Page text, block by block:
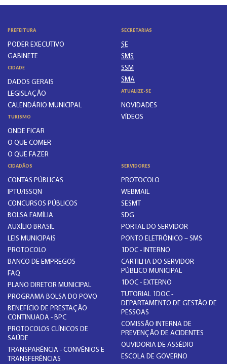
PREFEITURA
PODER EXECUTIVO
GABINETE
CIDADE
DADOS GERAIS
LEGISLAÇÃO
CALENDÁRIO MUNICIPAL
TURISMO
ONDE FICAR
O QUE COMER
O QUE FAZER
SECRETARIAS
SE
SMS
SSM
SMA
ATUALIZE-SE
NOVIDADES
VÍDEOS
CIDADÃOS
CONTAS PÚBLICAS
IPTU/ISSQN
CONCURSOS PÚBLICOS
BOLSA FAMÍLIA
AUXÍLIO BRASIL
LEIS MUNICIPAIS
PROTOCOLO
BANCO DE EMPREGOS
FAQ
PLANO DIRETOR MUNICIPAL
PROGRAMA BOLSA DO POVO
BENEFÍCIO DE PRESTAÇÃO
CONTINUADA - BPC
PROTOCOLOS CLÍNICOS DE
SAÚDE
TRANSPARÊNCIA - CONVÊNIOS E
TRANSFERÊNCIAS
SERVIDORES
PROTOCOLO
WEBMAIL
SESMT
SDG
PORTAL DO SERVIDOR
PONTO ELETRÔNICO – SMS
1DOC - INTERNO
CARTILHA DO SERVIDOR
PÚBLICO MUNICIPAL
1DOC - EXTERNO
TUTORIAL 1DOC -
DEPARTAMENTO DE GESTÃO DE
PESSOAS
COMISSÃO INTERNA DE
PREVENÇÃO DE ACIDENTES
OUVIDORIA DE ASSÉDIO
ESCOLA DE GOVERNO